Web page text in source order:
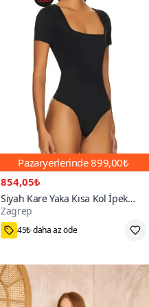
Pazaryerlerinde899,00₺
854,05₺
Siyah Kare Yaka Kısa Kol İpek
Jarse Bodysuit
Zagrep
M,L,XS,S